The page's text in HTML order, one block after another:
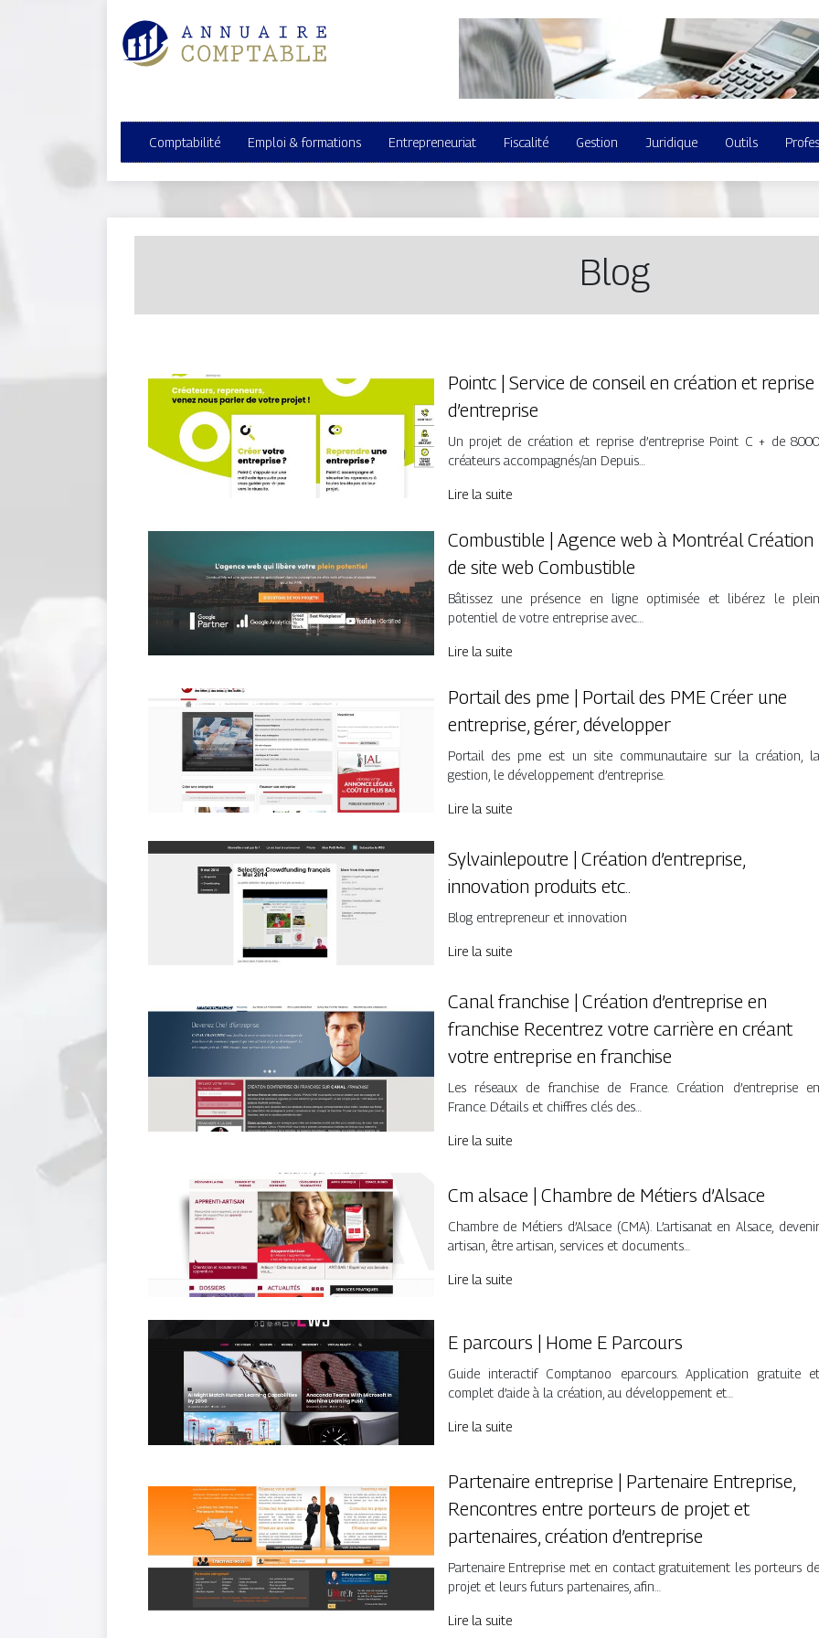
Comptabilité Emploi & formations Entrepreneuriat Fiscalité Gestion Juridique Outils
Blog
Pointc | Service de conseil en création et reprise
d’entreprise
Un projet de création et reprise d’entreprise Point C + de 8000
créateurs accompagnés/an Depuis…
Lire la suite
Combustible | Agence web à Montréal Création
de site web Combustible
Bâtissez une présence en ligne optimisée et libérez le plein
potentiel de votre entreprise avec…
Lire la suite
Portail des pme | Portail des PME Créer une
entreprise, gérer, développer
Portail des pme est un site communautaire sur la création, la
gestion, le développement d’entreprise.
Lire la suite
Sylvain­le­pout­re | Création d’entreprise,
innovation produits etc..
Blog entrepreneur et innovation
Lire la suite
Canal franchise | Création d’entreprise en
franchise Recentrez votre carrière en créant
votre entreprise en franchise
Les réseaux de franchise de France. Création d’entreprise en
France. Détails et chiffres clés des…
Lire la suite
Cm alsace | Chambre de Métiers d’Alsace
Chambre de Métiers d’Alsace (CMA). L’artisanat en Alsace, devenir
artisan, être artisan, services et documents…
Lire la suite
E parcours | Home E Parcours
Guide interactif Comptanoo eparcours. Application gratuite et
complet d’aide à la création, au développement et…
Lire la suite
Partenaire entreprise | Partenaire Entreprise,
Rencontres entre porteurs de projet et
partenaires, création d’entreprise
Partenaire Entreprise met en contact gratuitement les porteurs de
projet et leurs futurs partenaires, afin…
Lire la suite